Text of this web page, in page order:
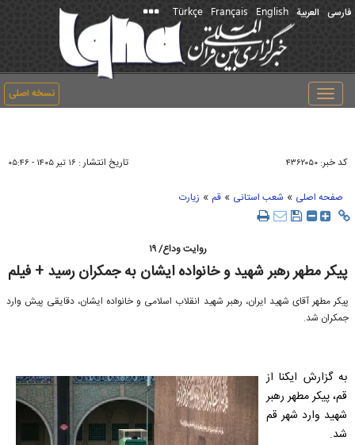
فارسی العربیة English
Français
Türkçe
نسخه اصلی
Toggle
navigation
کد خبر: ۴۳۶۲۰۵۰ تاریخ انتشار : ۱۶ تير ۱۴۰۵ - ۰۵:۴۶
صفحه اصلی » شعب استانی » قم » زیارت
روایت وداع/ ۱۹
پیکر مطهر رهبر شهید و خانواده ایشان به جمکران رسید + فیلم
پیکر مطهر آقای شهید ایران، رهبر شهید انقلاب اسلامی و خانواده ایشان، دقایقی پیش وارد
جمکران شد.
به گزارش ایکنا از
قم، پیکر مطهر رهبر
شهید وارد شهر قم
شد.